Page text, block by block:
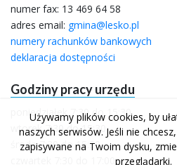
numer fax: 13 469 64 58
adres email: gmina@lesko.pl
numery rachunków bankowych
deklaracja dostępności
Godziny pracy urzędu
poniedziałek 7:30 do 15:30
wtorek 7:30 do 15:30
środa 7:30 do 15:30
Używamy plików cookies, by
naszych serwisów. Jeśli nie
zapisywane na Twoim dysku,
przeglądarki.